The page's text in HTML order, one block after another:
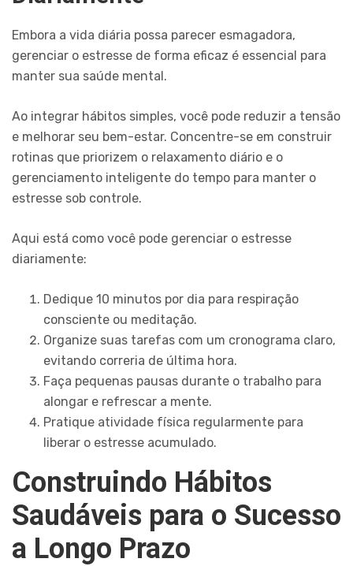
Embora a vida diária possa parecer esmagadora,
gerenciar o estresse de forma eficaz é essencial para
manter sua saúde mental.
Ao integrar hábitos simples, você pode reduzir a tensão
e melhorar seu bem-estar. Concentre-se em construir
rotinas que priorizem o relaxamento diário e o
gerenciamento inteligente do tempo para manter o
estresse sob controle.
Aqui está como você pode gerenciar o estresse
diariamente:
Dedique 10 minutos por dia para respiração
consciente ou meditação.
Organize suas tarefas com um cronograma claro,
evitando correria de última hora.
Faça pequenas pausas durante o trabalho para
alongar e refrescar a mente.
Pratique atividade física regularmente para
liberar o estresse acumulado.
Construindo Hábitos
Saudáveis para o Sucesso
a Longo Prazo